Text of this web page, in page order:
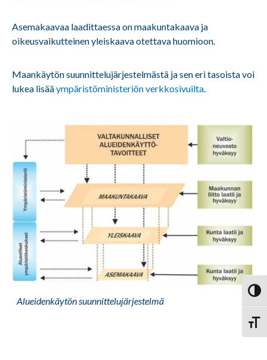
Asemakaavaa laadittaessa on maakuntakaava ja
oikeusvaikutteinen yleiskaava otettava huomioon.
Maankäytön suunnittelujärjestelmästä ja sen eri tasoista voi
lukea lisääympäristöministeriön verkkosivuilta.
Alueidenkäytön suunnittelujärjestelmä